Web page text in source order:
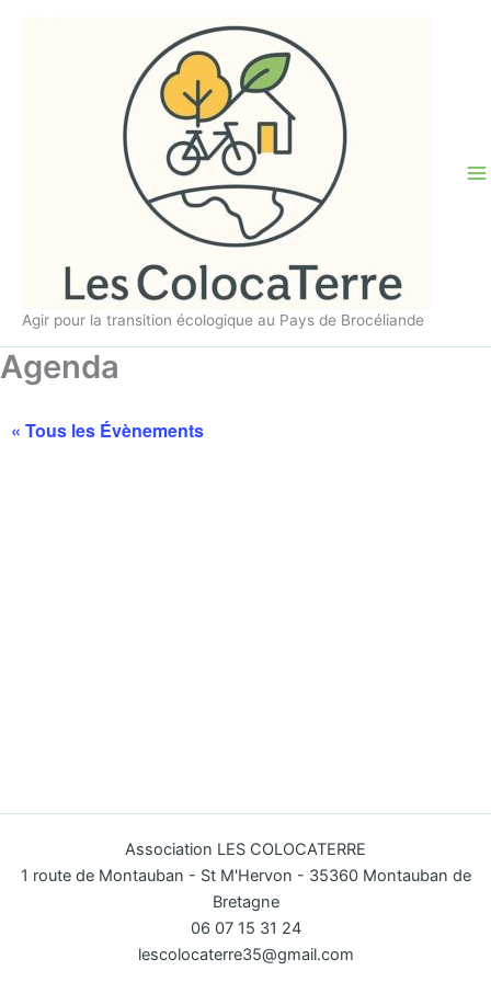
Agir pour la transition écologique au Pays de Brocéliande
Agenda
« Tous les Évènements
Association LES COLOCATERRE
1 route de Montauban - St M'Hervon - 35360 Montauban de
Bretagne
06 07 15 31 24
lescolocaterre35@gmail.com